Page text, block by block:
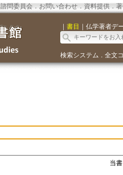
諮問委員会． お問い合わせ． 資料提供．
｜ 書目 ｜ 仏学著者デ
検索システム ． 全文
当